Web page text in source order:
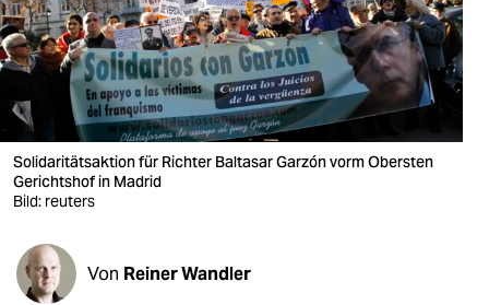
wahrheit
verlag
verlag
veranstaltungen
shop
fragen & hilfe
unterstützen
Solidaritätsaktion für Richter Baltasar Garzón vorm Obersten
Gerichtshof in Madrid
Bild: reuters
Von Reiner Wandler